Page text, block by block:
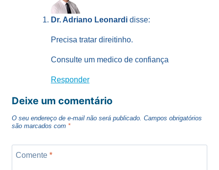
Dr. Adriano Leonardi disse:
Precisa tratar direitinho.
Consulte um medico de confiança
Responder
Deixe um comentário
O seu endereço de e-mail não será publicado. Campos obrigatórios
são marcados com *
Comente *